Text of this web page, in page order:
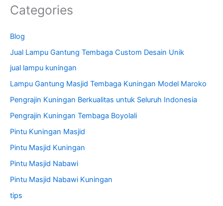
Categories
Blog
Jual Lampu Gantung Tembaga Custom Desain Unik
jual lampu kuningan
Lampu Gantung Masjid Tembaga Kuningan Model Maroko
Pengrajin Kuningan Berkualitas untuk Seluruh Indonesia
Pengrajin Kuningan Tembaga Boyolali
Pintu Kuningan Masjid
Pintu Masjid Kuningan
Pintu Masjid Nabawi
Pintu Masjid Nabawi Kuningan
tips